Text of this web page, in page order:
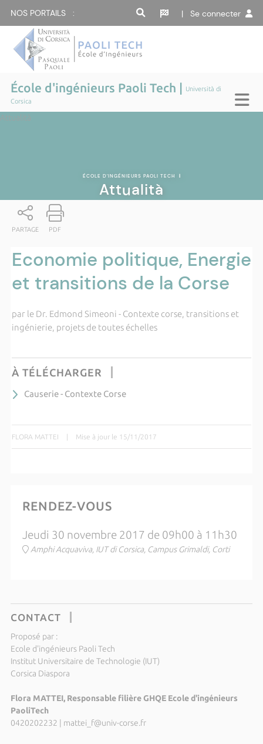
NOS PORTAILS : | Se connecter
École d'ingénieurs Paoli Tech |
Università di
Corsica
Attualità
ÉCOLE D'INGÉNIEURS PAOLI TECH |
Attualità
PARTAGE PDF
Economie politique, Energie
et transitions de la Corse
par le Dr. Edmond Simeoni - Contexte corse, transitions et
ingénierie, projets de toutes échelles
À TÉLÉCHARGER
Causerie - Contexte Corse
FLORA MATTEI | Mise à jour le 15/11/2017
RENDEZ-VOUS
Jeudi 30 novembre 2017 de 09h00 à 11h30
Amphi Acquaviva, IUT di Corsica, Campus Grimaldi, Corti
CONTACT
Proposé par :
Ecole d'ingénieurs Paoli Tech
Institut Universitaire de Technologie (IUT)
Corsica Diaspora
Flora MATTEI, Responsable filière GHQE Ecole d'ingénieurs
PaoliTech
0420202232 | mattei_f@univ-corse.fr